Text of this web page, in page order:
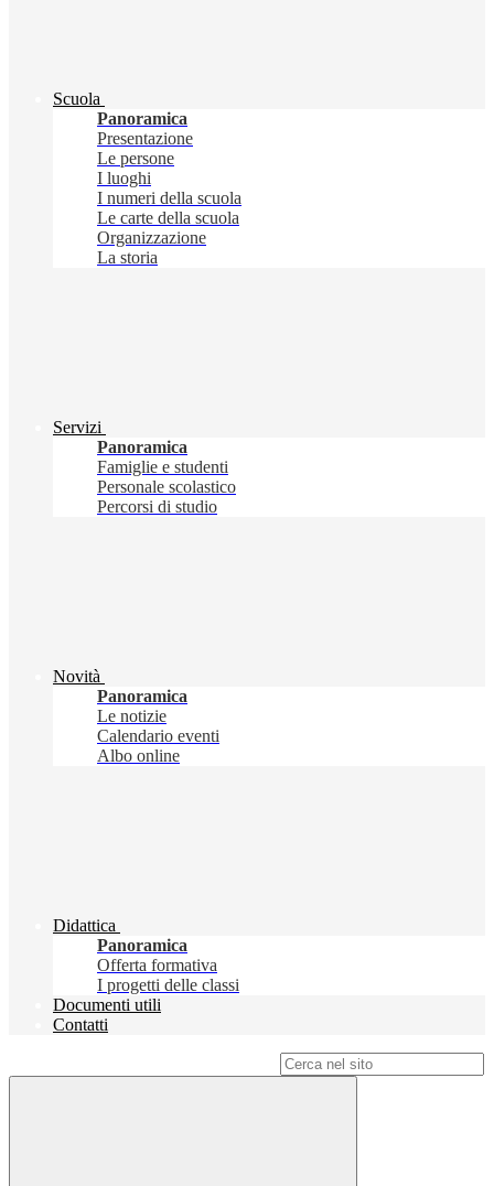
Scuola
Panoramica
Presentazione
Le persone
I luoghi
I numeri della scuola
Le carte della scuola
Organizzazione
La storia
Servizi
Panoramica
Famiglie e studenti
Personale scolastico
Percorsi di studio
Novità
Panoramica
Le notizie
Calendario eventi
Albo online
Didattica
Panoramica
Offerta formativa
I progetti delle classi
Documenti utili
Contatti